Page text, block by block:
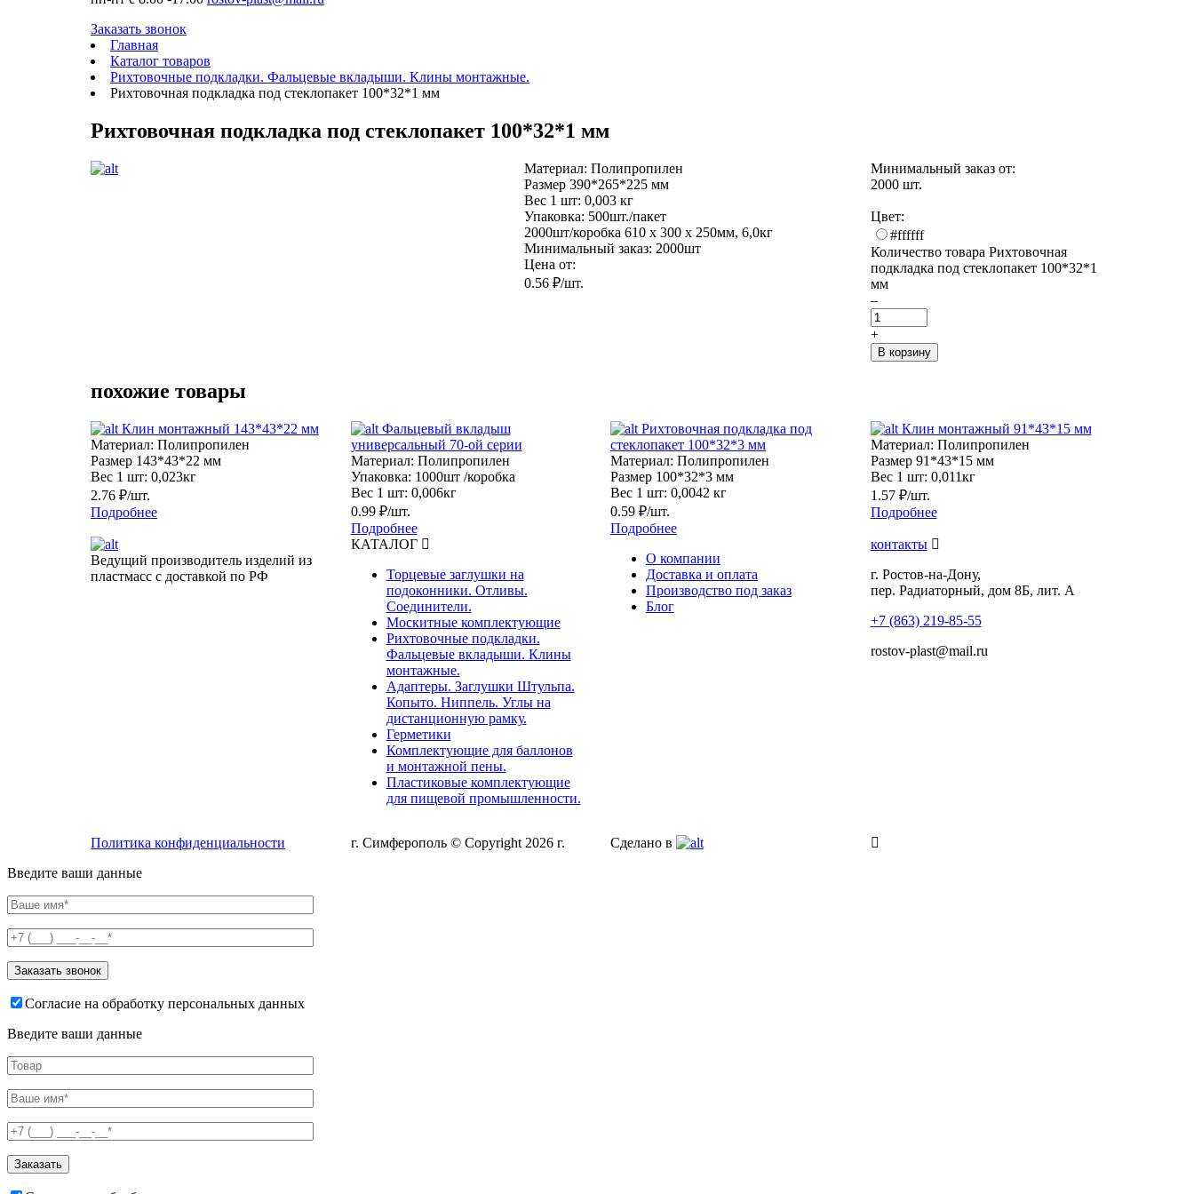
Заказать звонок
Главная
Каталог товаров
Рихтовочные подкладки. Фальцевые вкладыши. Клины монтажные.
Рихтовочная подкладка под стеклопакет 100*32*1 мм
Рихтовочная подкладка под стеклопакет 100*32*1 мм
Материал: Полипропилен
Размер 390*265*225 мм
Вес 1 шт: 0,003 кг
Упаковка: 500шт./пакет
2000шт/коробка 610 x 300 x 250мм, 6,0кг
Минимальный заказ: 2000шт
Цена от:
0.56 ₽/шт.
Минимальный заказ от:
2000 шт.
Цвет:
#ffffff
Количество товара Рихтовочная
подкладка под стеклопакет 100*32*1
мм
–
+
В корзину
похожие товары
Клин монтажный 143*43*22 мм
Материал: Полипропилен
Размер 143*43*22 мм
Вес 1 шт: 0,023кг
2.76 ₽/шт.
Подробнее
Фальцевый вкладыш
универсальный 70-ой серии
Материал: Полипропилен
Упаковка: 1000шт /коробка
Вес 1 шт: 0,006кг
0.99 ₽/шт.
Подробнее
Рихтовочная подкладка под
стеклопакет 100*32*3 мм
Материал: Полипропилен
Размер 100*32*3 мм
Вес 1 шт: 0,0042 кг
0.59 ₽/шт.
Подробнее
Клин монтажный 91*43*15 мм
Материал: Полипропилен
Размер 91*43*15 мм
Вес 1 шт: 0,011кг
1.57 ₽/шт.
Подробнее
Ведущий производитель изделий из
пластмасс с доставкой по РФ
КАТАЛОГ
Торцевые заглушки на
подоконники. Отливы.
Соединители.
Москитные комплектующие
Рихтовочные подкладки.
Фальцевые вкладыши. Клины
монтажные.
Адаптеры. Заглушки Штульпа.
Копыто. Ниппель. Углы на
дистанционную рамку.
Герметики
Комплектующие для баллонов
и монтажной пены.
Пластиковые комплектующие
для пищевой промышленности.
О компании
Доставка и оплата
Производство под заказ
Блог
контакты
г. Ростов-на-Дону,
пер. Радиаторный, дом 8Б, лит. А
+7 (863) 219-85-55
rostov-plast@mail.ru
Политика конфиденциальности г. Симферополь © Copyright 2026 г.
Сделано в
Введите ваши данные
Согласие на обработку персональных данных
Введите ваши данные